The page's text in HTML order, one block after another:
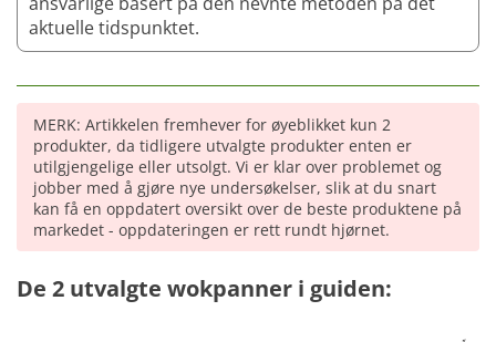
aktuelle tidspunktet.
MERK: Artikkelen fremhever for øyeblikket kun 2
produkter, da tidligere utvalgte produkter enten er
utilgjengelige eller utsolgt. Vi er klar over problemet og
jobber med å gjøre nye undersøkelser, slik at du snart
kan få en oppdatert oversikt over de beste produktene på
markedet - oppdateringen er rett rundt hjørnet.
De 2 utvalgte wokpanner i guiden: